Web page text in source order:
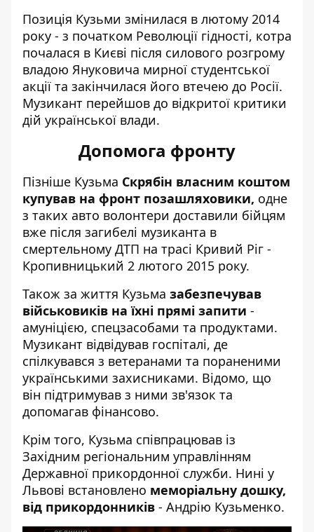
Позиція Кузьми змінилася в лютому 2014
року - з початком Революції гідності, котра
почалася в Києві після силового розгрому
владою Януковича мирної студентської
акції та закінчилася його втечею до Росії.
Музикант перейшов до відкритої критики
дій української влади.
Допомога фронту
Пізніше Кузьма Скрябін власним коштом
купував на фронт позашляховики, одне
з таких авто волонтери доставили бійцям
вже після загибелі музиканта в
смертельному ДТП на трасі Кривий Ріг -
Кропивницький 2 лютого 2015 року.
Також за життя Кузьма забезпечував
військовиків на їхні прямі запити -
амуніцією, спецзасобами та продуктами.
Музикант відвідував госпіталі, де
спілкувався з ветеранами та пораненими
українськими захисниками. Відомо, що
він підтримував з ними зв'язок та
допомагав фінансово.
Крім того, Кузьма співпрацював із
Західним регіональним управлінням
Державної прикордонної служби. Нині у
Львові встановлено меморіальну дошку,
від прикордонників - Андрію Кузьменко.